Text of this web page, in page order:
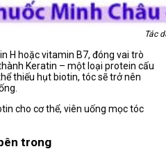
Tác
H hoặc vitamin B7, đóng vai trò
Keratin – một loại protein cấu
thiếu hụt biotin, tóc sẽ trở nên
cho cơ thể, viên uống mọc tóc
trong